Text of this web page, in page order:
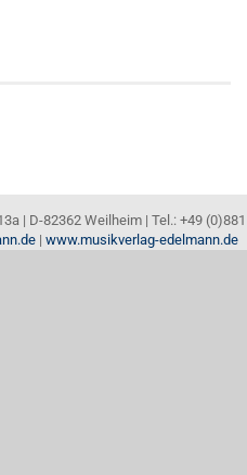
| D-82362 Weilheim | Tel.: +49 (0)881
| www.musikverlag-edelmann.de